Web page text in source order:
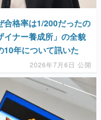
合格率は1/200だったの
イナー養成所」の全貌
10年について訊いた
2026年7月6日 公開